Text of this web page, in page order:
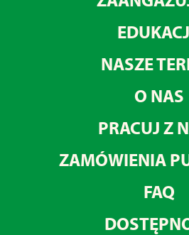
NASZE
O NAS
PRACUJ Z
ZAMÓWIENIA
FAQ